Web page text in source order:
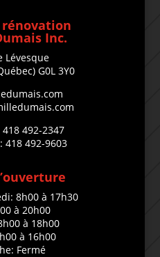
rénovation
Inc.
Lévesque
G0L 3Y0
492-2347
418 492-9603
8h00 à 17h30
à 20h00
à 18h00
à 16h00
Fermé